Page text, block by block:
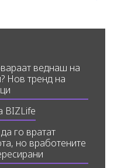
веднаш на
Нов тренд на
BIZLife
го вратат
но вработените